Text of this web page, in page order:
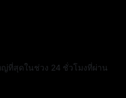
ญ่ที่สุดในช่วง 24 ชั่วโมงที่ผ่าน